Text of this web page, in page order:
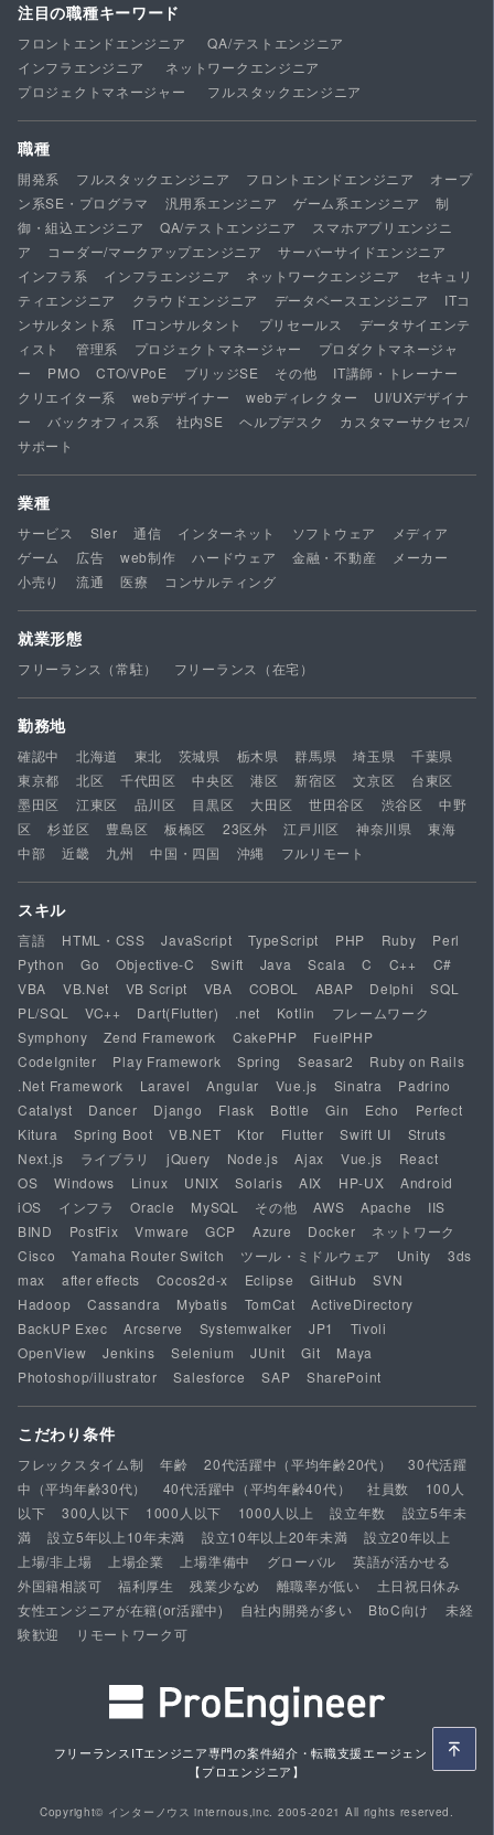
注目の職種キーワード
フロントエンドエンジニア
QA/テストエンジニア
インフラエンジニア
ネットワークエンジニア
プロジェクトマネージャー
フルスタックエンジニア
職種
開発系 フルスタックエンジニア フロントエンドエンジニア
オープ
ン系SE・プログラマ
汎用系エンジニア ゲーム系エンジニア
制
御・組込エンジニア
QA/テストエンジニア
スマホアプリエンジニ
ア
コーダー/マークアップエンジニア
サーバーサイドエンジニア
インフラ系
インフラエンジニア ネットワークエンジニア
セキュリ
ティエンジニア
クラウドエンジニア データベースエンジニア
ITコ
ンサルタント系
ITコンサルタント プリセールス
データサイエンテ
ィスト
管理系 プロジェクトマネージャー
プロダクトマネージャ
ー
PMO CTO/VPoE ブリッジSE その他
IT講師・トレーナー
クリエイター系
webデザイナー webディレクター
UI/UXデザイナ
ー
バックオフィス系 社内SE ヘルプデスク
カスタマーサクセス/
サポート
業種
サービス SIer 通信 インターネット ソフトウェア
メディア
ゲーム
広告 web制作 ハードウェア 金融・不動産
メーカー
小売り
流通 医療 コンサルティング
就業形態
フリーランス（常駐） フリーランス（在宅）
勤務地
確認中 北海道 東北 茨城県 栃木県 群馬県 埼玉県
千葉県
東京都
北区 千代田区 中央区 港区 新宿区 文京区
台東区
墨田区
江東区 品川区 目黒区 大田区 世田谷区 渋谷区
中野
区
杉並区 豊島区 板橋区 23区外 江戸川区 神奈川県
東海
中部
近畿 九州 中国・四国 沖縄 フルリモート
スキル
言語 HTML・CSS JavaScript TypeScript PHP Ruby
Perl
Python
Go Objective-C Swift Java Scala C C++
C#
VBA
VB.Net VB Script VBA COBOL ABAP Delphi
SQL
PL/SQL
VC++ Dart(Flutter) .net Kotlin
フレームワーク
Symphony
Zend Framework CakePHP
FuelPHP
CodeIgniter
Play Framework Spring Seasar2
Ruby on Rails
.Net Framework
Laravel Angular Vue.js Sinatra
Padrino
Catalyst
Dancer Django Flask Bottle Gin Echo
Perfect
Kitura
Spring Boot VB.NET Ktor Flutter Swift UI
Struts
Next.js
ライブラリ jQuery Node.js Ajax Vue.js
React
OS
Windows Linux UNIX Solaris AIX HP-UX
Android
iOS
インフラ Oracle MySQL その他 AWS Apache
IIS
BIND
PostFix Vmware GCP Azure Docker
ネットワーク
Cisco
Yamaha Router Switch ツール・ミドルウェア Unity
3ds
max
after effects Cocos2d-x Eclipse GitHub
SVN
Hadoop
Cassandra Mybatis TomCat
ActiveDirectory
BackUP Exec
Arcserve Systemwalker JP1
Tivoli
OpenView
Jenkins Selenium JUnit Git
Maya
Photoshop/illustrator
Salesforce SAP SharePoint
こだわり条件
フレックスタイム制 年齢 20代活躍中（平均年齢20代）
30代活躍
中（平均年齢30代）
40代活躍中（平均年齢40代） 社員数
100人
以下
300人以下 1000人以下 1000人以上 設立年数
設立5年未
満
設立5年以上10年未満 設立10年以上20年未満
設立20年以上
上場/非上場
上場企業 上場準備中 グローバル
英語が活かせる
外国籍相談可
福利厚生 残業少なめ 離職率が低い
土日祝日休み
女性エンジニアが在籍(or活躍中)
自社内開発が多い BtoC向け
未経
験歓迎
リモートワーク可
フリーランスITエンジニア専門の案件紹介・転職支援エージェント
【プロエンジニア】
Copyright© インターノウス internous,inc. 2005-2021 All rights reserved.